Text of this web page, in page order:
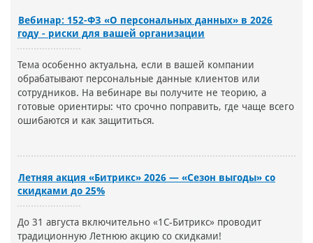
Вебинар: 152-ФЗ «О персональных данных» в 2026
году - риски для вашей организации
Тема особенно актуальна, если в вашей компании
обрабатывают персональные данные клиентов или
сотрудников. На вебинаре вы получите не теорию, а
готовые ориентиры: что срочно поправить, где чаще всего
ошибаются и как защититься.
Летняя акция «Битрикс» 2026 — «Сезон выгоды» со
скидками до 25%
До 31 августа включительно «1С-Битрикс» проводит
традиционную Летнюю акцию со скидками!